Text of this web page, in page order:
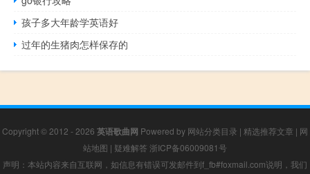
孩子多大年龄学英语好
过年的生猪肉怎样保存的
Copyright © 2012 - 2026 英语歌曲网 Powered by 网站分类目录 | 精选推荐文章 | 网
站地图 | 疑难解答 浙ICP备06009081号
声明：本站内容来自互联网，如信息有错误可发邮件到f_fb#foxmail.com说明，我们